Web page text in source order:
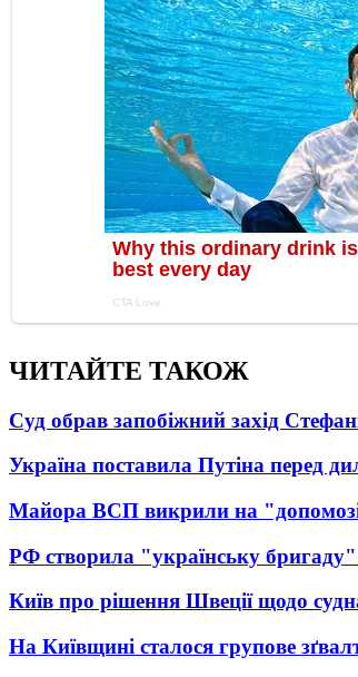
ЧИТАЙТЕ ТАКОЖ
Суд обрав запобіжний захід
Україна поставила Путіна перед
Майора ВСП викрили на
РФ створила "українську
Київ про рішення Швеції щодо
На Київщині сталося групове